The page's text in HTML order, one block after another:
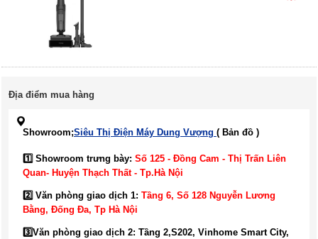
Địa điểm mua hàng
Showroom;Siêu Thị Điện Máy Dung Vượng ( Bản đồ )
1️⃣ Showroom trưng bày: Số 125 - Đồng Cam - Thị Trấn Liên
Quan- Huyện Thạch Thất - Tp.Hà Nội
2️⃣ Văn phòng giao dịch 1: Tầng 6, Số 128 Nguyễn Lương
Bằng, Đống Đa, Tp Hà Nội
3️⃣Văn phòng giao dịch 2: Tầng 2,S202, Vinhome Smart City,